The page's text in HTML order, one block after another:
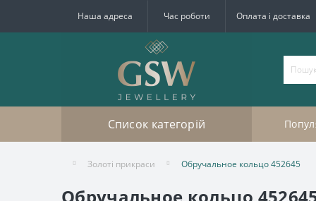
Наша адреса Час роботи Оплата і доставка
Список категорій
Золоті прикраси Обручальное кольцо 452645